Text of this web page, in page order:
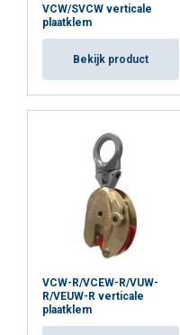
VCW/SVCW verticale
plaatklem
Bekijk product
VCW-R/VCEW-R/VUW-
R/VEUW-R verticale
plaatklem